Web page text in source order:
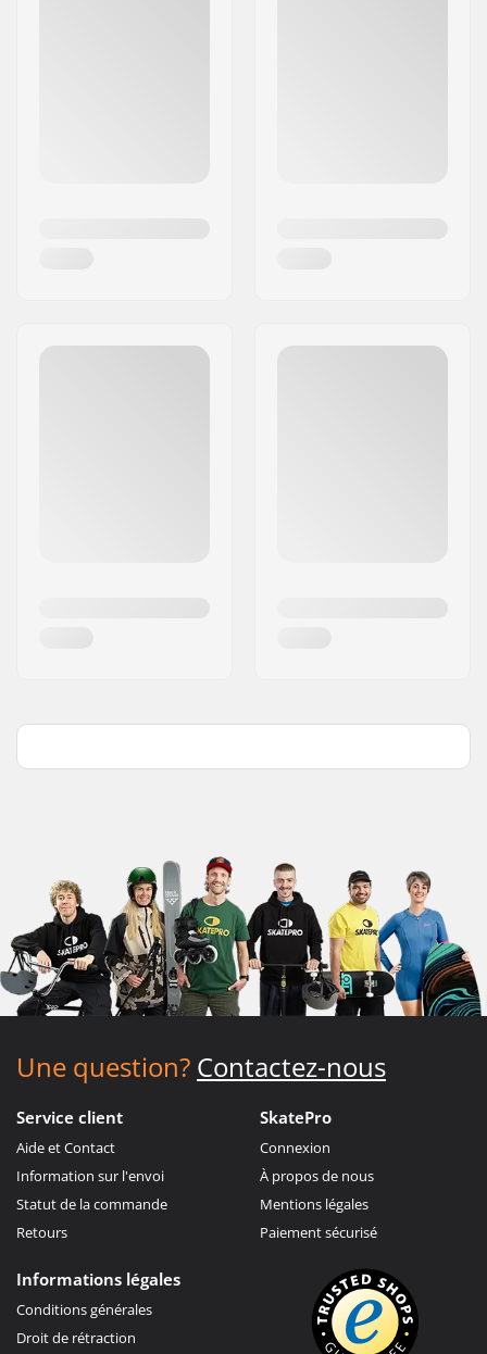
Une question? Contactez-nous
Service client
Aide et Contact
Information sur l'envoi
Statut de la commande
Retours
SkatePro
Connexion
À propos de nous
Mentions légales
Paiement sécurisé
Informations légales
Conditions générales
Droit de rétraction